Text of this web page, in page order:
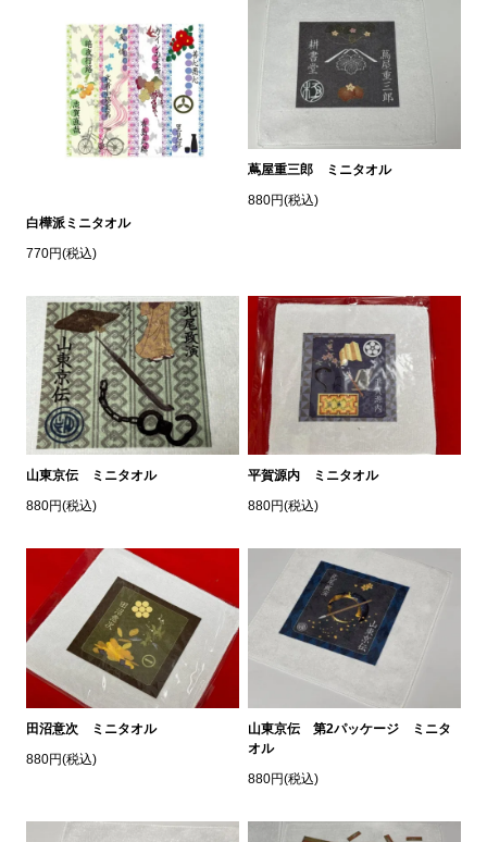
白樺派ミニタオル
770円(税込)
蔦屋重三郎 ミニタオル
880円(税込)
山東京伝 ミニタオル
880円(税込)
平賀源内 ミニタオル
880円(税込)
田沼意次 ミニタオル
880円(税込)
山東京伝 第2パッケージ ミニタ
オル
880円(税込)